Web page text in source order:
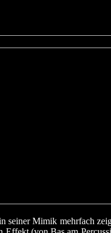
seiner Mimik mehrfach